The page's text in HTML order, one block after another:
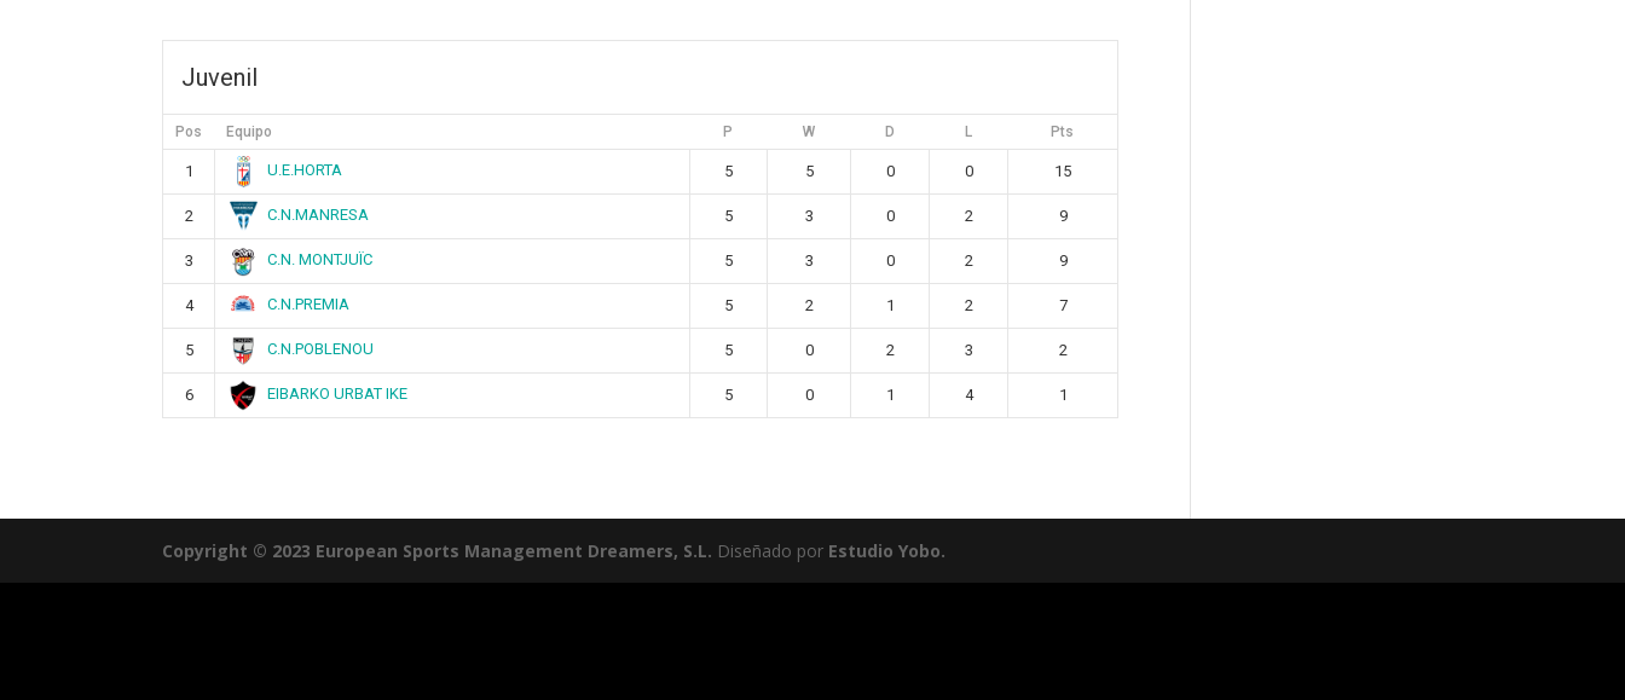
Juvenil
Pos Equipo P W D L Pts
1 U.E.HORTA 5 5 0 0 15
2 C.N.MANRESA 5 3 0 2 9
3 C.N. MONTJUÏC 5 3 0 2 9
4 C.N.PREMIA 5 2 1 2 7
5 C.N.POBLENOU 5 0 2 3 2
6 EIBARKO URBAT IKE 5 0 1 4 1
Copyright © 2023 European Sports Management Dreamers, S.L. Diseñado por Estudio Yobo.